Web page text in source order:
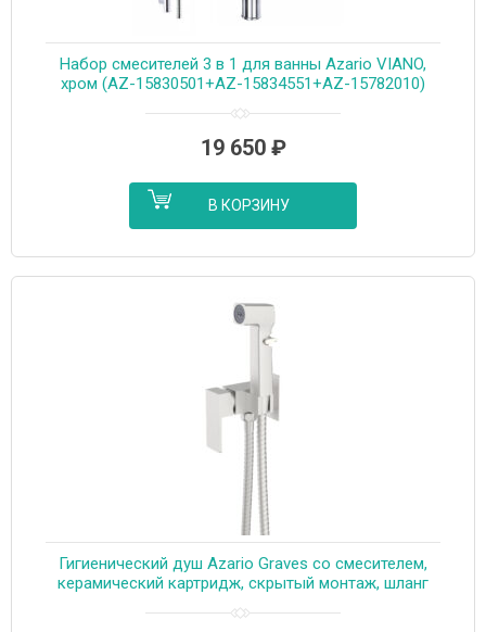
Набор смесителей 3 в 1 для ванны Azario VIANO,
хром (AZ-15830501+AZ-15834551+AZ-15782010)
19 650 ₽
В КОРЗИНУ
Гигиенический душ Azario Graves со смесителем,
керамический картридж, скрытый монтаж, шланг